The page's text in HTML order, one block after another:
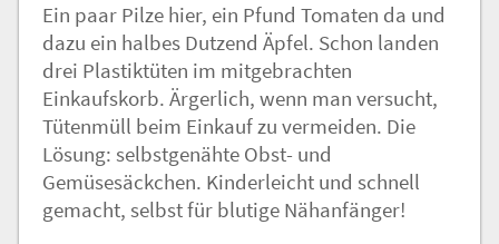
Ein paar Pilze hier, ein Pfund Tomaten da und
dazu ein halbes Dutzend Äpfel. Schon landen
drei Plastiktüten im mitgebrachten
Einkaufskorb. Ärgerlich, wenn man versucht,
Tütenmüll beim Einkauf zu vermeiden. Die
Lösung: selbstgenähte Obst- und
Gemüsesäckchen. Kinderleicht und schnell
gemacht, selbst für blutige Nähanfänger!